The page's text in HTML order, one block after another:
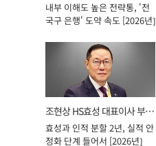
내부 이해도 높은 전략통, '전
국구 은행' 도약 속도 [2026년]
조현상 HS효성 대표이사 부회
장
효성과 인적 분할 2년, 실적 안
정화 단계 들어서 [2026년]